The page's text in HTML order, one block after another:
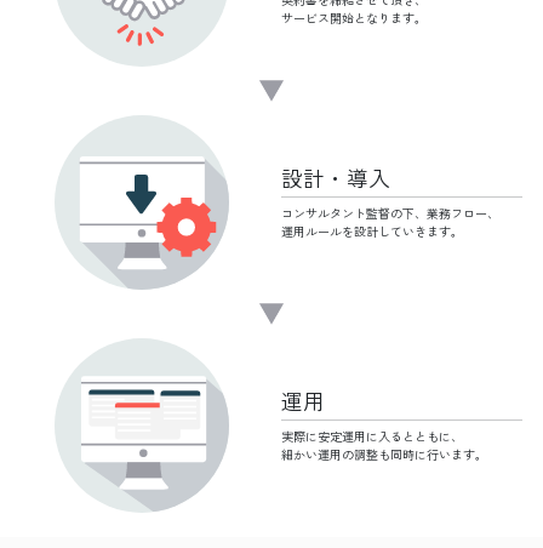
サービス開始となります。
設計・導入
コンサルタント監督の下、 業務フロー、
運用ルールを設計していきます。
運用
実際に安定運用に入るとともに、
細かい運用の調整も同時に行います。